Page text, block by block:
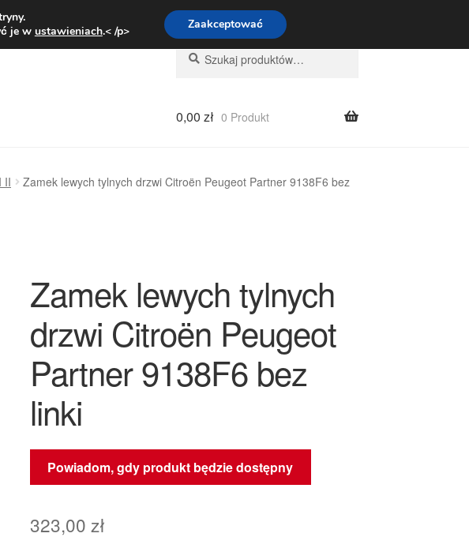
Pn.-pt. 9:00-16:00800 003 167
Szukaj:
Szukaj
0,00 zł 0 Produkt
II
Zamek lewych tylnych drzwi Citroën Peugeot Partner 9138F6 bez
Zamek lewych tylnych
drzwi Citroën Peugeot
Partner 9138F6 bez
linki
Powiadom, gdy produkt będzie dostępny
323,00 zł
je w ustawieniach.< /p> Zaakceptować